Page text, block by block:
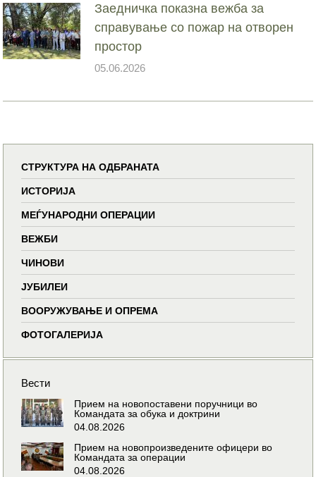
Заедничка показна вежба за
справување со пожар на отворен
простор
05.06.2026
СТРУКТУРА НА ОДБРАНАТА
ИСТОРИЈА
МЕЃУНАРОДНИ ОПЕРАЦИИ
ВЕЖБИ
ЧИНОВИ
ЈУБИЛЕИ
ВООРУЖУВАЊЕ И ОПРЕМА
ФОТОГАЛЕРИЈА
Вести
Прием на новопоставени поручници во
Командата за обука и доктрини
04.08.2026
Прием на новопроизведените офицери во
Командата за операции
04.08.2026